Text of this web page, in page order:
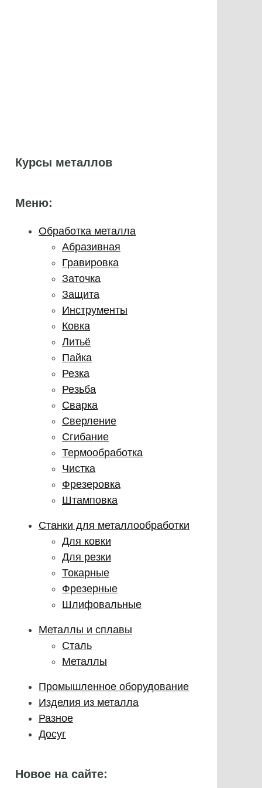
Курсы металлов
Меню:
Обработка металла
Абразивная
Гравировка
Заточка
Защита
Инструменты
Ковка
Литьё
Пайка
Резка
Резьба
Сварка
Сверление
Сгибание
Термообработка
Чистка
Фрезеровка
Штамповка
Станки для металлообработки
Для ковки
Для резки
Токарные
Фрезерные
Шлифовальные
Металлы и сплавы
Сталь
Металлы
Промышленное оборудование
Изделия из металла
Разное
Досуг
Новое на сайте: